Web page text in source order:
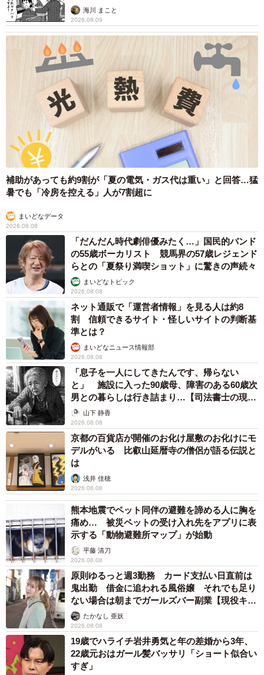
んでくれて「次はこういう話を書いて」とリクエストをし
てくれたこともあります。
＜SAI@子鉄さん関連情報＞
▽X（旧Twitter）
https://x.com/yonedasai
▽Instagram
https://www.instagram.com/kotetu.haha/
海川 まこと
2026.08.09
補助があっても約9割が「夏の電気・ガス代は重い」と回答…猛
暑でも「冷房を控える」人が7割超に
まいどなデータ
2026.08.08
「だんだん時代劇俳優みたく…」国民的バンド
の55歳ボーカリスト 競馬界の57歳レジェンド
らとの「夏祭り満喫ショット」に驚きの声続々
まいどなトピック
2026.08.08
ネット通販で「運営者情報」を見る人は約8
割 信頼できるサイト・怪しいサイトの判断基
準とは？
まいどなニュース情報部
2026.08.08
「息子を一人にしてきたんです、帰らない
と」 施設に入った90歳母、障害のある60歳次
男との暮らしは行き詰まり…【司法書士の現場
から】山下 静香
2026.08.08
京都の百貨店が開催のお化け屋敷のお化けにモ
デルがいる 比叡山延暦寺の僧侶が語る伝説と
は
浅井 佳穂
2026.08.08
熊本地震でペット同伴の避難を諦める人に胸を
痛め… 被災ペットの受け入れ先をアプリに表
示する「動物避難所マップ」が始動
平藤 清刀
2026.08.08
原則ゆるっと週3勤務 カード支払い日直前は
鬼出勤 借金に追われる風俗嬢 それでも足り
ない場合は朝までガールズバー副業【現役キャ
ストに取材】
たかなし 亜妖
2026.08.08
19歳でハライチ岩井勇気と年の差婚から3年、
22歳元おはガール髪バッサリ「ショート似合い
すぎ」